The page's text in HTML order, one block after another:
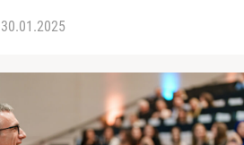
30.01.2025